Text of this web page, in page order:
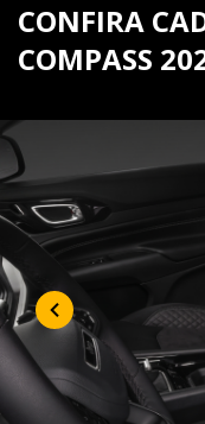
CONFIRA
COMPASS